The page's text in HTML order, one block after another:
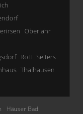
Oberlahr
Rott Selters
Thalhausen
Häuser Bad